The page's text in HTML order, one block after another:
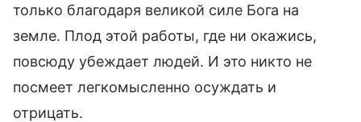
только благодаря великой силе Бога на
земле. Плод этой работы, где ни окажись,
повсюду убеждает людей. И это никто не
посмеет легкомысленно осуждать и
отрицать.